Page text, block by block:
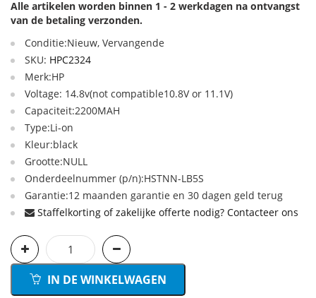
Alle artikelen worden binnen 1 - 2 werkdagen na ontvangst
van de betaling verzonden.
Conditie:Nieuw, Vervangende
SKU: HPC2324
Merk:HP
Voltage: 14.8v(not compatible10.8V or 11.1V)
Capaciteit:2200MAH
Type:Li-on
Kleur:black
Grootte:NULL
Onderdeelnummer (p/n):HSTNN-LB5S
Garantie:12 maanden garantie en 30 dagen geld terug
Staffelkorting of zakelijke offerte nodig? Contacteer ons
IN DE WINKELWAGEN